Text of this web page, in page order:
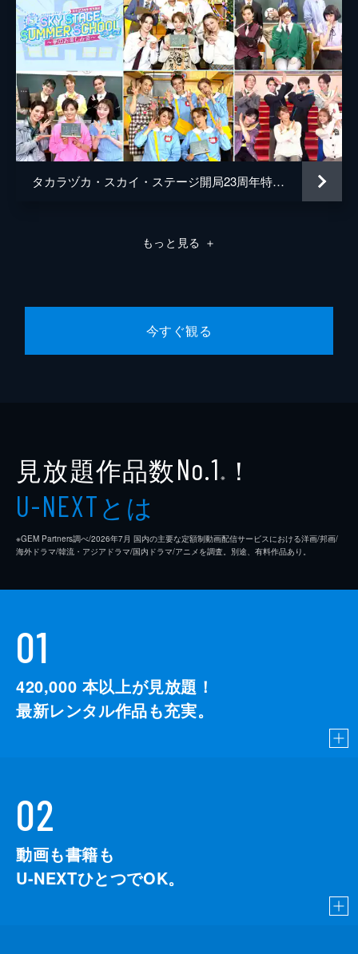
タカラヅカ・スカイ・ステージ開局23周年特別番組「SKY STAGE SUMMER SCHOOL リターンズ ～夢のお楽しみ会～」
もっと見る ＋
今すぐ観る
見放題作品数No.1 ※ ！
U-NEXTとは
※GEM Partners調べ/2026年7⽉ 国内の主要な定額制動画配信サービスにおける洋画/邦画/
海外ドラマ/韓流・アジアドラマ/国内ドラマ/アニメを調査。別途、有料作品あり。
01
420,000 本以上が見放題！
最新レンタル作品も充実。
02
動画も書籍も
U-NEXTひとつでOK。